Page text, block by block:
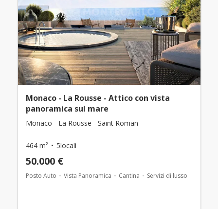
Monaco - La Rousse - Attico con vista
panoramica sul mare
Monaco - La Rousse - Saint Roman
464 m² 5locali
50.000 €
Posto Auto Vista Panoramica Cantina Servizi di lusso